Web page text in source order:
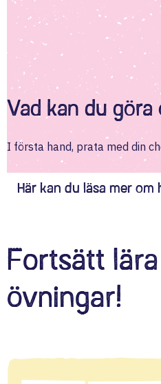
Vad kan du
I första hand, prata med din
Här kan du läsa mer
Fortsätt
övningar!